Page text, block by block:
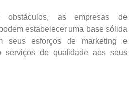
obstáculos, as empresas de
estabelecer uma base sólida
seus esforços de marketing e
serviços de qualidade aos seus